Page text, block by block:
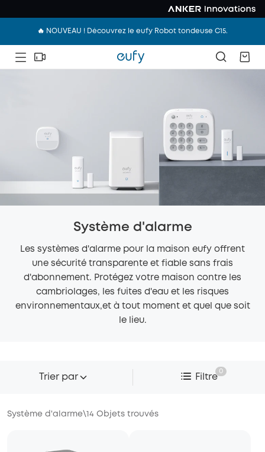
🔥 NOUVEAU ! Découvrez le eufy Robot tondeuse C15.
Système d'alarme
Les systèmes d'alarme pour la maison eufy offrent
une sécurité transparente et fiable sans frais
d'abonnement. Protégez votre maison contre les
cambriolages, les fuites d'eau et les risques
environnementaux,et à tout moment et quel que soit
le lieu.
Filtre
0
Trier par
Système d'alarme\14 Objets trouvés